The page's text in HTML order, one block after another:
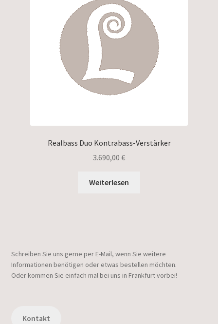
Realbass Duo Kontrabass-Verstärker
3.690,00 €
Weiterlesen
Schreiben Sie uns gerne per E-Mail, wenn Sie weitere
Informationen benötigen oder etwas bestellen möchten.
Oder kommen Sie einfach mal bei uns in Frankfurt vorbei!
Kontakt